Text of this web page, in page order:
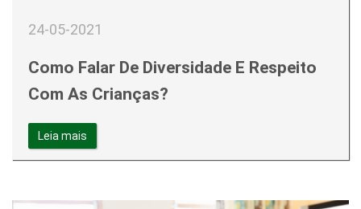
24-05-2021
Como Falar De Diversidade E Respeito
Com As Crianças?
Leia mais